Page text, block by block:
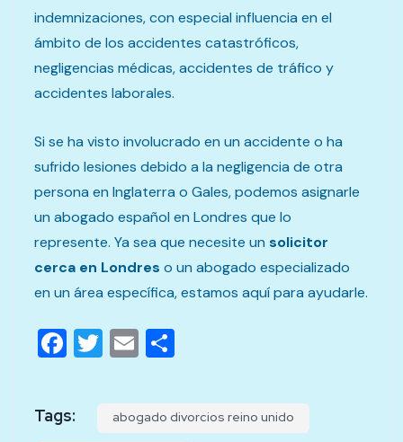
indemnizaciones, con especial influencia en el
ámbito de los accidentes catastróficos,
negligencias médicas, accidentes de tráfico y
accidentes laborales.
Si se ha visto involucrado en un accidente o ha
sufrido lesiones debido a la negligencia de otra
persona en Inglaterra o Gales, podemos asignarle
un abogado español en Londres que lo
represente. Ya sea que necesite un solicitor
cerca en Londres o un abogado especializado
en un área específica, estamos aquí para ayudarle.
Facebook
Twitter
Email
Tags: abogado divorcios reino unido